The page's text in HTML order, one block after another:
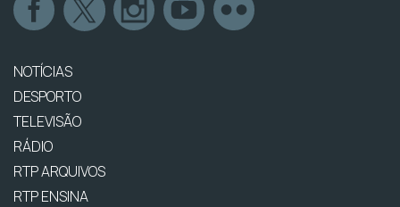
NOTÍCIAS
DESPORTO
TELEVISÃO
RÁDIO
RTP ARQUIVOS
RTP ENSINA